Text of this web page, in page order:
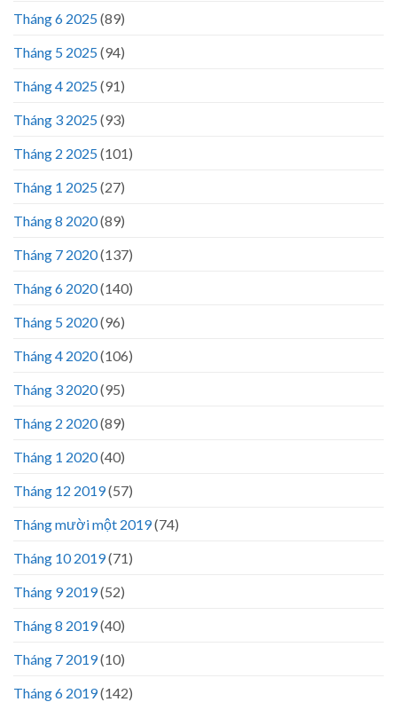
Tháng 6 2025(89)
Tháng 5 2025(94)
Tháng 4 2025(91)
Tháng 3 2025(93)
Tháng 2 2025(101)
Tháng 1 2025(27)
Tháng 8 2020(89)
Tháng 7 2020(137)
Tháng 6 2020(140)
Tháng 5 2020(96)
Tháng 4 2020(106)
Tháng 3 2020(95)
Tháng 2 2020(89)
Tháng 1 2020(40)
Tháng 12 2019(57)
Tháng mười một 2019(74)
Tháng 10 2019(71)
Tháng 9 2019(52)
Tháng 8 2019(40)
Tháng 7 2019(10)
Tháng 6 2019(142)